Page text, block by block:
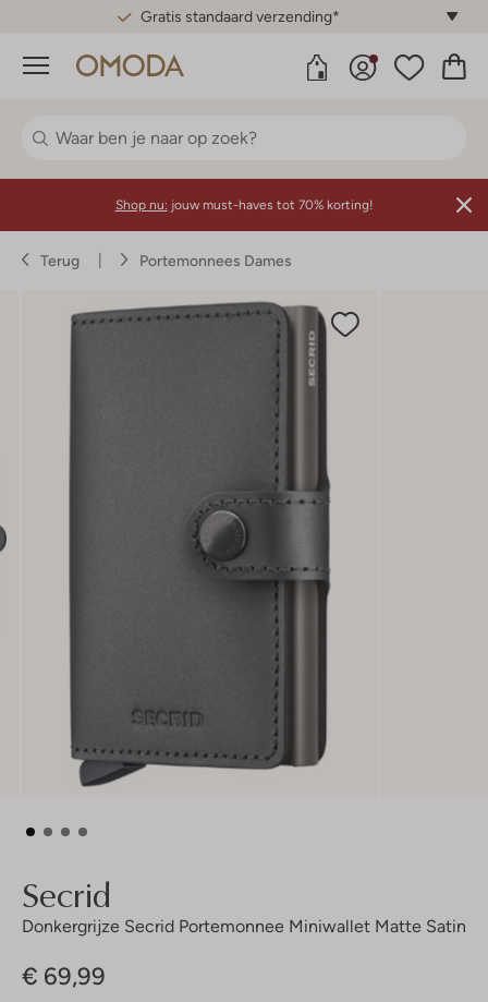
Gratis standaard verzending*
Menu
Shop nu: jouw must-haves tot 70% korting!
Terug Portemonnees Dames
Secrid
Donkergrijze Secrid Portemonnee Miniwallet Matte Satin
€ 69,99